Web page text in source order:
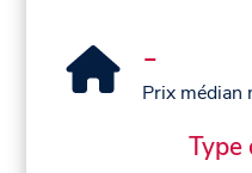
-
Prix médian
Type